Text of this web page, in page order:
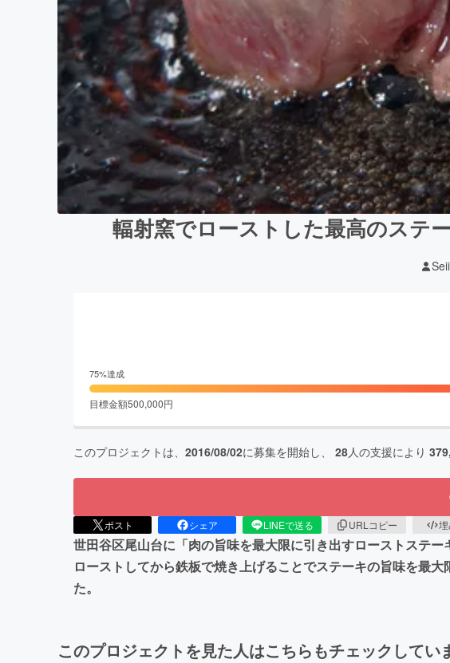
輻射窯でローストした最高のステ
75%達成
目標金額500,000円
このプロジェクトは、 2016/08/02に募集を開始し、 28人の支援により
ポスト シェア LINEで送る URLコピー
世田谷区尾山台に「肉の旨味を最大限に引き出すローストステ
ローストしてから鉄板で焼き上げることでステーキの旨味を最
た。
このプロジェクトを見た人はこちらもチェックしてい